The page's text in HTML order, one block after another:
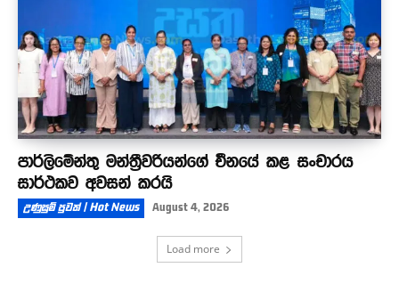
පාර්ලිමේන්තු මන්ත්‍රීවරියන්ගේ චීනයේ කළ සංචාරය
සාර්ථකව අවසන් කරයි
උණුසුම් පුවත් | Hot News August 4, 2026
Load more